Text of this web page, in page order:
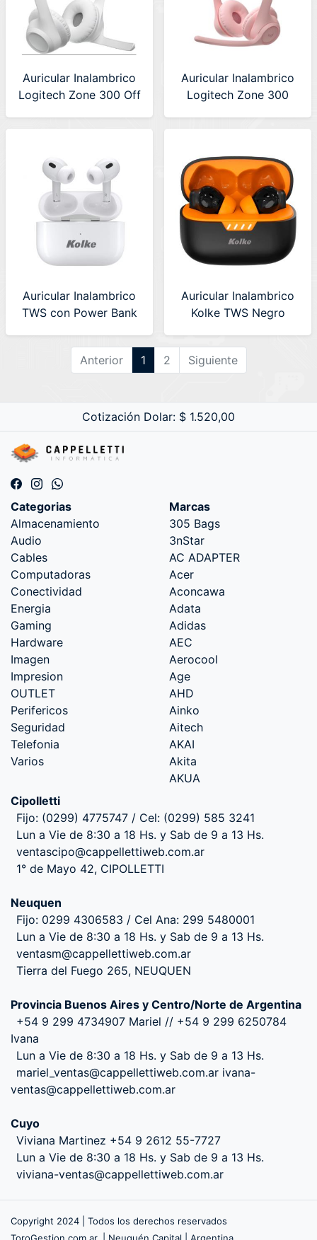
Auricular Inalambrico
Logitech Zone 300 Off
Auricular Inalambrico
Logitech Zone 300
Auricular Inalambrico
TWS con Power Bank
(KAB-657) 630478
Auricular Inalambrico
Kolke TWS Negro
Anterior 1 2 Siguiente
Cotización Dolar: $ 1.520,00
Categorias
Almacenamiento
Audio
Cables
Computadoras
Conectividad
Energia
Gaming
Hardware
Imagen
Impresion
OUTLET
Perifericos
Seguridad
Telefonia
Varios
Marcas
305 Bags
3nStar
AC ADAPTER
Acer
Aconcawa
Adata
Adidas
AEC
Aerocool
Age
AHD
Ainko
Aitech
AKAI
Akita
AKUA
Cipolletti
Fijo: (0299) 4775747 / Cel: (0299) 585 3241
Lun a Vie de 8:30 a 18 Hs. y Sab de 9 a 13 Hs.
ventascipo@cappellettiweb.com.ar
1° de Mayo 42, CIPOLLETTI
Neuquen
Fijo: 0299 4306583 / Cel Ana: 299 5480001
Lun a Vie de 8:30 a 18 Hs. y Sab de 9 a 13 Hs.
ventasm@cappellettiweb.com.ar
Tierra del Fuego 265, NEUQUEN
Provincia Buenos Aires y Centro/Norte de Argentina
+54 9 299 4734907 Mariel // +54 9 299 6250784
Ivana
Lun a Vie de 8:30 a 18 Hs. y Sab de 9 a 13 Hs.
mariel_ventas@cappellettiweb.com.ar ivana-
ventas@cappellettiweb.com.ar
Cuyo
Viviana Martinez +54 9 2612 55-7727
Lun a Vie de 8:30 a 18 Hs. y Sab de 9 a 13 Hs.
viviana-ventas@cappellettiweb.com.ar
Copyright 2024 | Todos los derechos reservados
ToroGestion.com.ar. | Neuquén Capital | Argentina